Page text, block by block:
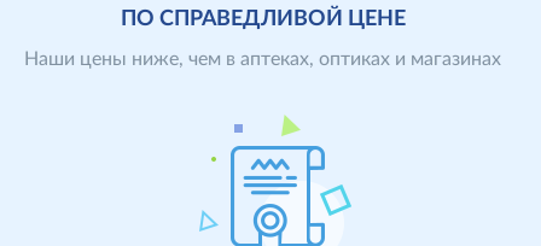
ПО СПРАВЕДЛИВОЙ ЦЕНЕ
Наши цены ниже, чем в аптеках, оптиках и магазинах
позволяют снизить цену за счет экономии на аренде и
содержании торгового зала и сокращения количества
обслуживающего персонала